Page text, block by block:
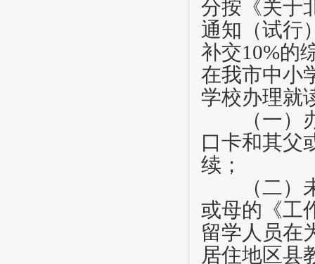
分按《关于
通知（试行
补交10%的
在我市中小
学校办理就
（一）办
口卡和其父
续；
（二）未
或母的《工
留学人员在
居住地区县